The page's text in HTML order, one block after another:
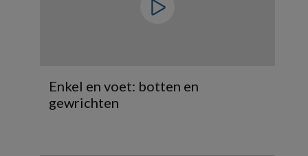
Enkel en voet: botten en
gewrichten